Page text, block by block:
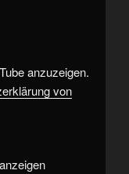
anzuzeigen.
von